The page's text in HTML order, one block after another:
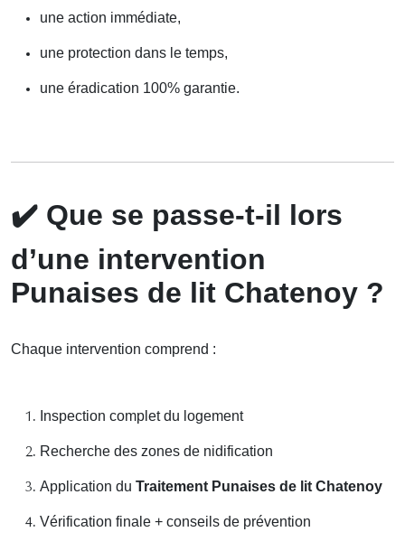
une action immédiate,
une protection dans le temps,
une éradication 100% garantie.
✔️ Que se passe-t-il lors
d’une intervention
Punaises de lit Chatenoy ?
Chaque intervention comprend :
Inspection complet du logement
Recherche des zones de nidification
Application du Traitement Punaises de lit Chatenoy
Vérification finale + conseils de prévention